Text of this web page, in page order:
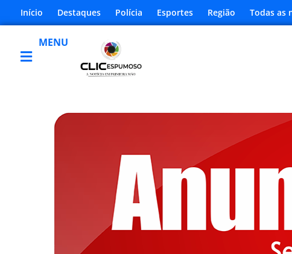
Início Destaques Polícia Esportes Região Todas as
MENU